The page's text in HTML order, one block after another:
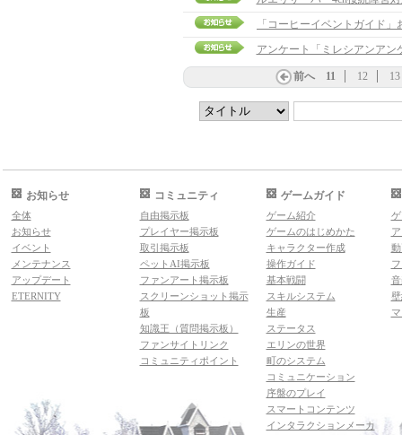
アンケート「ミレシアンアン
前へ 11 12 13
お知らせ
全体
お知らせ
イベント
メンテナンス
アップデート
ETERNITY
コミュニティ
自由掲示板
プレイヤー掲示板
取引掲示板
ペットAI掲示板
ファンアート掲示板
スクリーンショット掲示
板
知識王（質問掲示板）
ファンサイトリンク
コミュニティポイント
ゲームガイド
ゲーム紹介
ゲームのはじめかた
キャラクター作成
操作ガイド
基本戦闘
スキルシステム
生産
ステータス
エリンの世界
町のシステム
コミュニケーション
序盤のプレイ
スマートコンテンツ
インタラクションメーカ